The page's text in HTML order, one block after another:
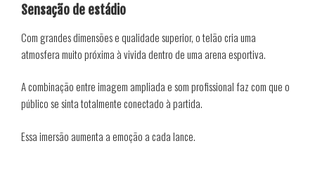
Sensação de estádio
Com grandes dimensões e qualidade superior, o telão cria uma
atmosfera muito próxima à vivida dentro de uma arena esportiva.
A combinação entre imagem ampliada e som profissional faz com que o
público se sinta totalmente conectado à partida.
Essa imersão aumenta a emoção a cada lance.